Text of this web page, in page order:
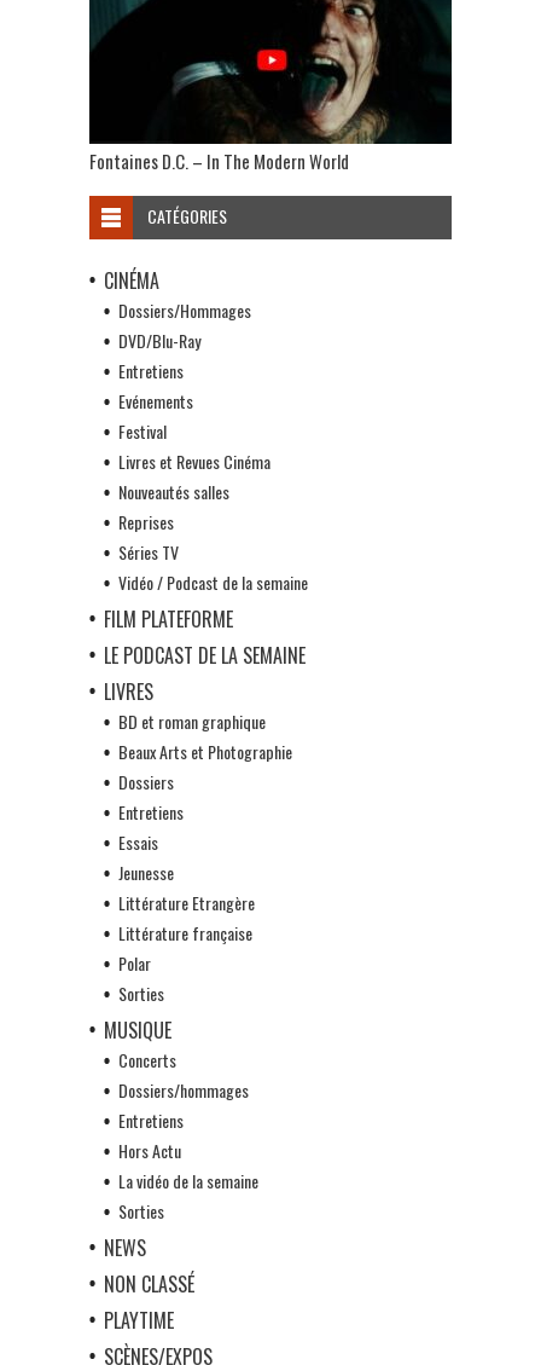
Fontaines D.C. – In The Modern World
CATÉGORIES
CINÉMA
Dossiers/Hommages
DVD/Blu-Ray
Entretiens
Evénements
Festival
Livres et Revues Cinéma
Nouveautés salles
Reprises
Séries TV
Vidéo / Podcast de la semaine
FILM PLATEFORME
LE PODCAST DE LA SEMAINE
LIVRES
BD et roman graphique
Beaux Arts et Photographie
Dossiers
Entretiens
Essais
Jeunesse
Littérature Etrangère
Littérature française
Polar
Sorties
MUSIQUE
Concerts
Dossiers/hommages
Entretiens
Hors Actu
La vidéo de la semaine
Sorties
NEWS
NON CLASSÉ
PLAYTIME
SCÈNES/EXPOS